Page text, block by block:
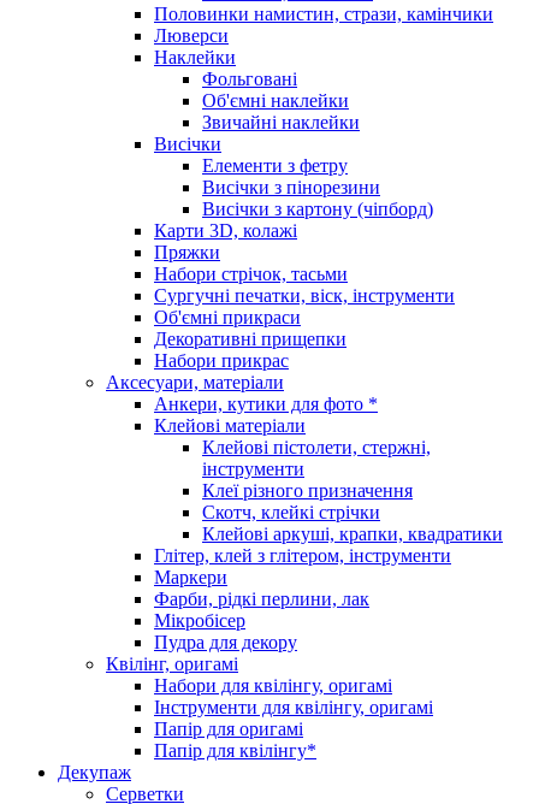
Половинки намистин, стрази, камінчики
Люверси
Наклейки
Фольговані
Об'ємні наклейки
Звичайні наклейки
Висічки
Елементи з фетру
Висічки з пінорезини
Висічки з картону (чіпборд)
Карти 3D, колажі
Пряжки
Набори стрічок, тасьми
Сургучні печатки, віск, інструменти
Об'ємні прикраси
Декоративні прищепки
Набори прикрас
Аксесуари, матеріали
Анкери, кутики для фото *
Клейові матеріали
Клейові пістолети, стержні,
інструменти
Клеї різного призначення
Скотч, клейкі стрічки
Клейові аркуші, крапки, квадратики
Глітер, клей з глітером, інструменти
Маркери
Фарби, рідкі перлини, лак
Мікробісер
Пудра для декору
Квілінг, оригамі
Набори для квілінгу, оригамі
Інструменти для квілінгу, оригамі
Папір для оригамі
Папір для квілінгу*
Декупаж
Серветки